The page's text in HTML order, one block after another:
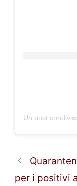
per i positivi